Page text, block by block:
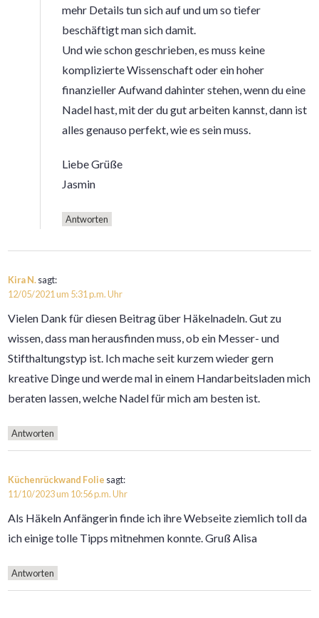
mehr Details tun sich auf und um so tiefer
beschäftigt man sich damit.
Und wie schon geschrieben, es muss keine
komplizierte Wissenschaft oder ein hoher
finanzieller Aufwand dahinter stehen, wenn du eine
Nadel hast, mit der du gut arbeiten kannst, dann ist
alles genauso perfekt, wie es sein muss.
Liebe Grüße
Jasmin
Antworten
Kira N.sagt:
12/05/2021 um 5:31 p.m. Uhr
Vielen Dank für diesen Beitrag über Häkelnadeln. Gut zu
wissen, dass man herausfinden muss, ob ein Messer- und
Stifthaltungstyp ist. Ich mache seit kurzem wieder gern
kreative Dinge und werde mal in einem Handarbeitsladen mich
beraten lassen, welche Nadel für mich am besten ist.
Antworten
Küchenrückwand Folie sagt:
11/10/2023 um 10:56 p.m. Uhr
Als Häkeln Anfängerin finde ich ihre Webseite ziemlich toll da
ich einige tolle Tipps mitnehmen konnte. Gruß Alisa
Antworten